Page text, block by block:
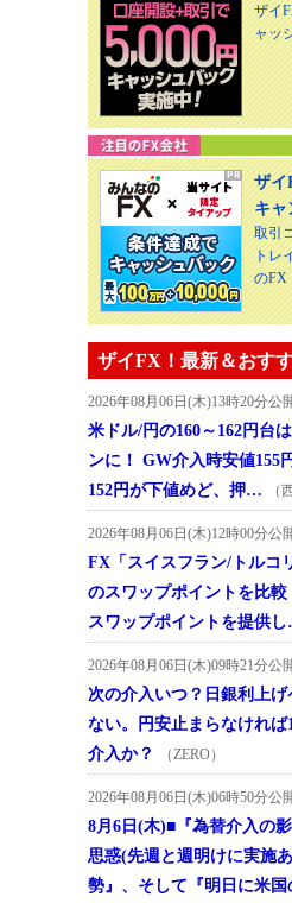
ザイ
ャッ
ザイ
キャ
取引
トレ
のFX
ザイFX！最新＆おす
2026年08月06日(木)13時20分公
米ドル/円の160～162円台
ンに！ GW介入時安値155
152円が下値めど、押…
（
2026年08月06日(木)12時00分公
FX「スイスフラン/トルコ
のスワップポイントを比
スワップポイントを提供
2026年08月06日(木)09時21分公
次の介入いつ？日銀利上
ない。円安止まらなければ
介入か？
（ZERO）
2026年08月06日(木)06時50分公
8月6日(木)■『為替介入の
思惑(先週と週明けに実施
勢』、そして『明日に米